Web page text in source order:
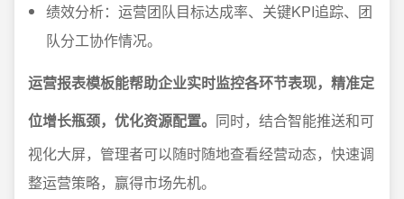
绩效分析：运营团队目标达成率、关键KPI追踪、团
队分工协作情况。
运营报表模板能帮助企业实时监控各环节表现，精准定
位增长瓶颈，优化资源配置。 同时，结合智能推送和可
视化大屏，管理者可以随时随地查看经营动态，快速调
整运营策略，赢得市场先机。